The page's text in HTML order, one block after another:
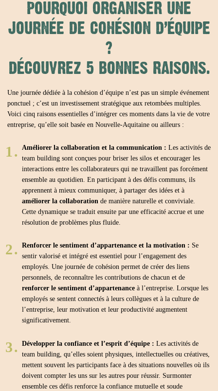
POURQUOI ORGANISER UNE
JOURNÉE DE COHÉSION D’ÉQUIPE
?
DÉCOUVREZ 5 BONNES RAISONS.
Une journée dédiée à la cohésion d’équipe n’est pas un simple événement
ponctuel ; c’est un investissement stratégique aux retombées multiples.
Voici cinq raisons essentielles d’intégrer ces moments dans la vie de votre
entreprise, qu’elle soit basée en Nouvelle-Aquitaine ou ailleurs :
Améliorer la collaboration et la communication : Les activités de
team building sont conçues pour briser les silos et encourager les
interactions entre les collaborateurs qui ne travaillent pas forcément
ensemble au quotidien. En participant à des défis communs, ils
apprennent à mieux communiquer, à partager des idées et à
améliorer la collaboration de manière naturelle et conviviale.
Cette dynamique se traduit ensuite par une efficacité accrue et une
résolution de problèmes plus fluide.
Renforcer le sentiment d’appartenance et la motivation : Se
sentir valorisé et intégré est essentiel pour l’engagement des
employés. Une journée de cohésion permet de créer des liens
personnels, de reconnaître les contributions de chacun et de
renforcer le sentiment d’appartenance à l’entreprise. Lorsque les
employés se sentent connectés à leurs collègues et à la culture de
l’entreprise, leur motivation et leur productivité augmentent
significativement.
Développer la confiance et l’esprit d’équipe : Les activités de
team building, qu’elles soient physiques, intellectuelles ou créatives,
mettent souvent les participants face à des situations nouvelles où ils
doivent compter les uns sur les autres pour réussir. Surmonter
ensemble ces défis renforce la confiance mutuelle et soude